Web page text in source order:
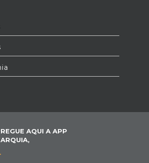
AQUI A APP